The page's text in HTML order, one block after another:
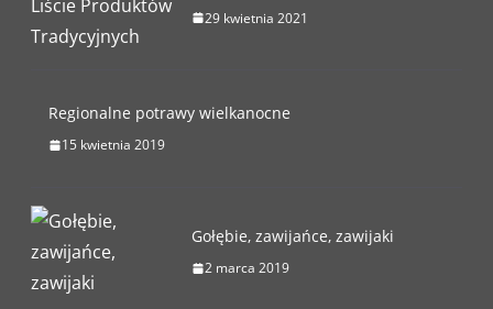
29 kwietnia 2021
Regionalne potrawy wielkanocne
15 kwietnia 2019
Gołębie, zawijańce, zawijaki
2 marca 2019